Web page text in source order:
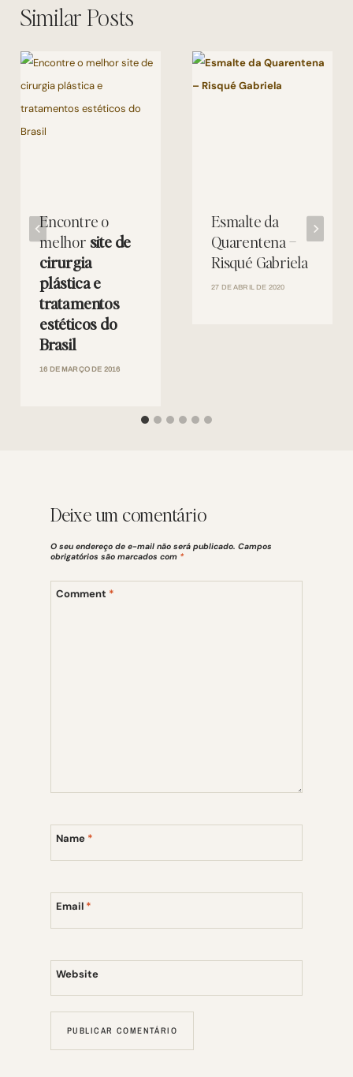
Similar Posts
Encontre o
melhor site de
cirurgia
plástica e
tratamentos
estéticos do
Brasil
16 DE MARÇO DE 2016
Esmalte da
Quarentena –
Risqué Gabriela
27 DE ABRIL DE 2020
Deixe um comentário
O seu endereço de e-mail não será publicado. Campos
obrigatórios são marcados com *
Comment *
Name *
Email *
Website